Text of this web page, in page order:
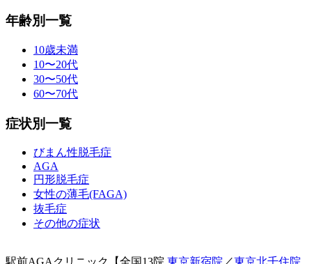
年齢別一覧
10歳未満
10〜20代
30〜50代
60〜70代
症状別一覧
びまん性脱毛症
AGA
円形脱毛症
女性の薄毛(FAGA)
抜毛症
その他の症状